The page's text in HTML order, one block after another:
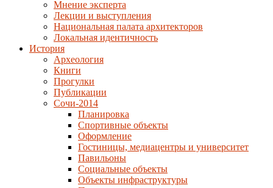
Мнение эксперта
Лекции и выступления
Национальная палата архитекторов
Локальная идентичность
История
Археология
Книги
Прогулки
Публикации
Сочи-2014
Планировка
Спортивные объекты
Оформление
Гостиницы, медиацентры и университет
Павильоны
Социальные объекты
Объекты инфраструктуры